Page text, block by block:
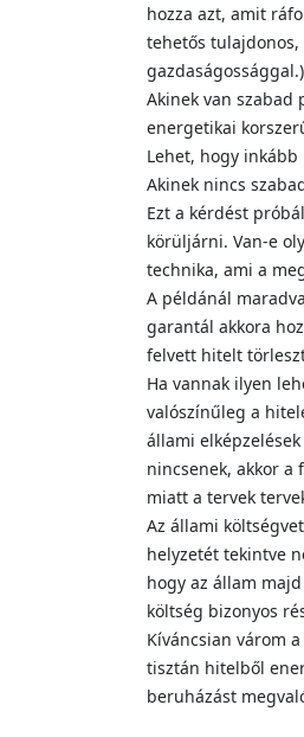
hozza azt, amit
tehetős
gazdaságossággal.)
Akinek van szabad
energetikai
Lehet, hogy
Akinek nincs
Ezt a kérdést
körüljárni. Van-e
technika, ami a
A példánál
garantál akkora
felvett hitelt
Ha vannak ilyen
valószínűleg a
állami
nincsenek, akkor a
miatt a tervek
Az állami
helyzetét tekintve
hogy az állam
költség bizonyos
Kíváncsian várom
tisztán hitelből
beruházást